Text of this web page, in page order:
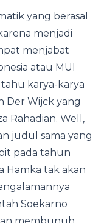
yang berasal
menjadi
menjabat
atau MUI
karya-karya
Der Wijck yang
Rahadian. Well,
judul sama yang
pada tahun
Hamka tak akan
Soekarno